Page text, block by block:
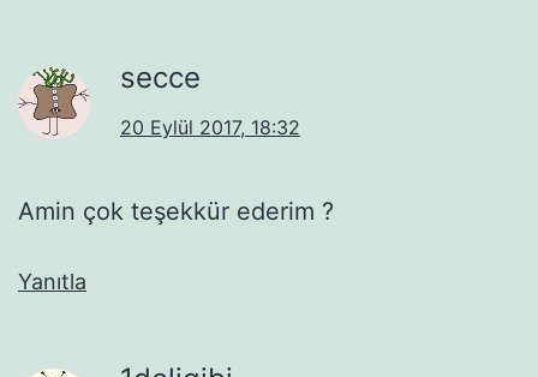
secce
20 Eylül 2017, 18:32
Amin çok teşekkür ederim ?
Yanıtla